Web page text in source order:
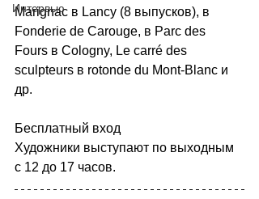
Интервью
Marignac в Lancy (8 выпусков), в
Fonderie de Carouge, в Parc des
Fours в Cologny, Le carré des
sculpteurs в rotonde du Mont-Blanc и
др.
Бесплатный вход
Художники выступают по выходным
с 12 до 17 часов.